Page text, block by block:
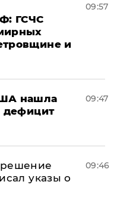
ГСЧС
и
09:57
нашла
дефицит
09:47
указы о
09:46